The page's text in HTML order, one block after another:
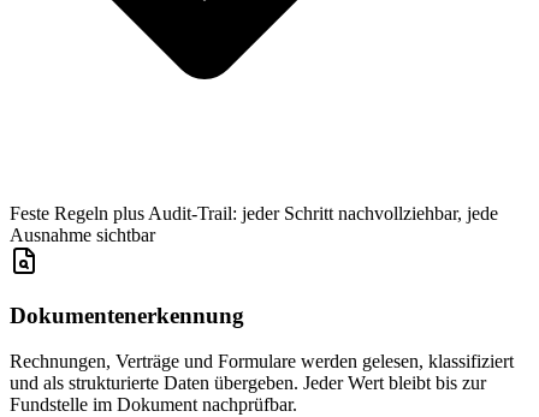
Feste Regeln plus Audit-Trail: jeder Schritt nachvollziehbar, jede
Ausnahme sichtbar
Dokumentenerkennung
Rechnungen, Verträge und Formulare werden gelesen, klassifiziert
und als strukturierte Daten übergeben. Jeder Wert bleibt bis zur
Fundstelle im Dokument nachprüfbar.